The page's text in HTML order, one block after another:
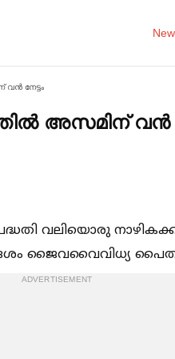
നേട്ടം
അസമിന് വൻ
വലിയൊരു നാഴികക്കല്ല്
ജൈവവൈവിധ്യ പൈതൃക
ADVERTISEMENT